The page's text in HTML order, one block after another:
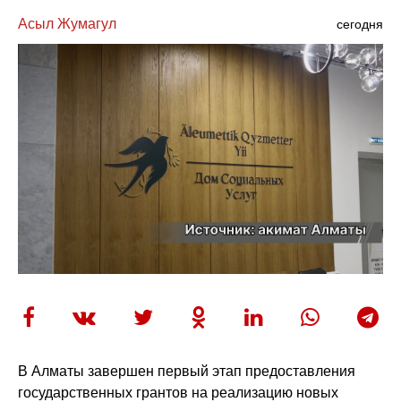
Асыл Жумагул сегодня
В Алматы завершен первый этап предоставления
государственных грантов на реализацию новых